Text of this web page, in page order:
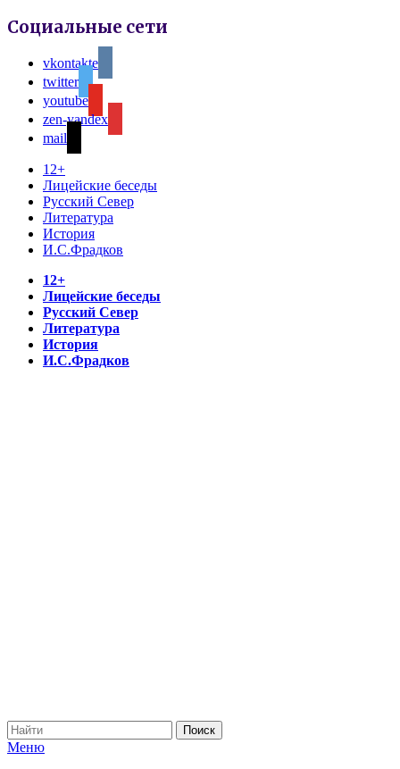
Социальные сети
vkontakte
twitter
youtube
zen-yandex
mail
12+
Лицейские беседы
Русский Север
Литература
История
И.С.Фрадков
12+
Лицейские беседы
Русский Север
Литература
История
И.С.Фрадков
Меню